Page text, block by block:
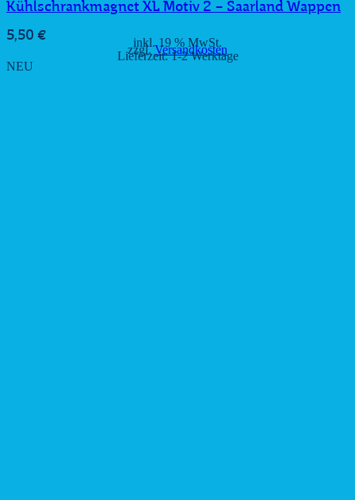
Kühlschrankmagnet XL Motiv 2 – Saarland Wappen
5,50 € inkl. 19 % MwSt.
zzgl.Versandkosten
Lieferzeit:1-2 Werktage
NEU